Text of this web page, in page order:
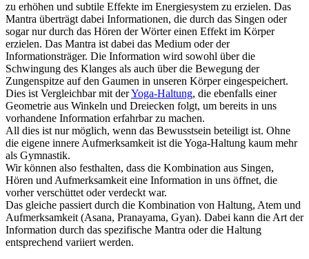
zu erhöhen und subtile Effekte im Energiesystem zu erzielen. Das
Mantra überträgt dabei Informationen, die durch das Singen oder
sogar nur durch das Hören der Wörter einen Effekt im Körper
erzielen. Das Mantra ist dabei das Medium oder der
Informationsträger. Die Information wird sowohl über die
Schwingung des Klanges als auch über die Bewegung der
Zungenspitze auf den Gaumen in unseren Körper eingespeichert.
Dies ist Vergleichbar mit derYoga-Haltung, die ebenfalls einer
Geometrie aus Winkeln und Dreiecken folgt, um bereits in uns
vorhandene Information erfahrbar zu machen.
All dies ist nur möglich, wenn das Bewusstsein beteiligt ist. Ohne
die eigene innere Aufmerksamkeit ist die Yoga-Haltung kaum mehr
als Gymnastik.
Wir können also festhalten, dass die Kombination aus Singen,
Hören und Aufmerksamkeit eine Information in uns öffnet, die
vorher verschüttet oder verdeckt war.
Das gleiche passiert durch die Kombination von Haltung, Atem und
Aufmerksamkeit (Asana, Pranayama, Gyan). Dabei kann die Art der
Information durch das spezifische Mantra oder die Haltung
entsprechend variiert werden.